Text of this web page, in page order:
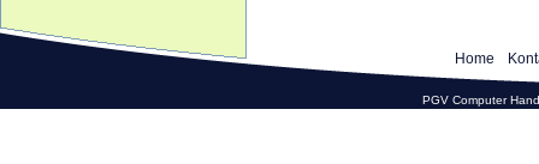
Home
PGV Computer